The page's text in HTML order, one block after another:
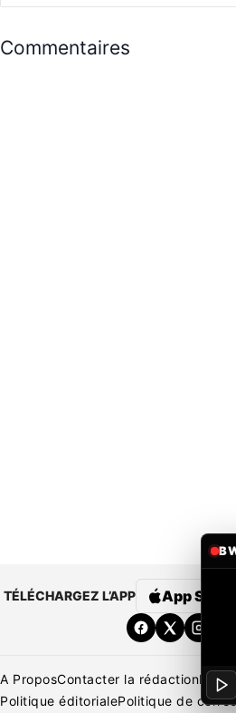
Commentaires
TÉLÉCHARGEZ L’APP App Store
A ProposContacter la rédaction
Politique éditorialePolitique de